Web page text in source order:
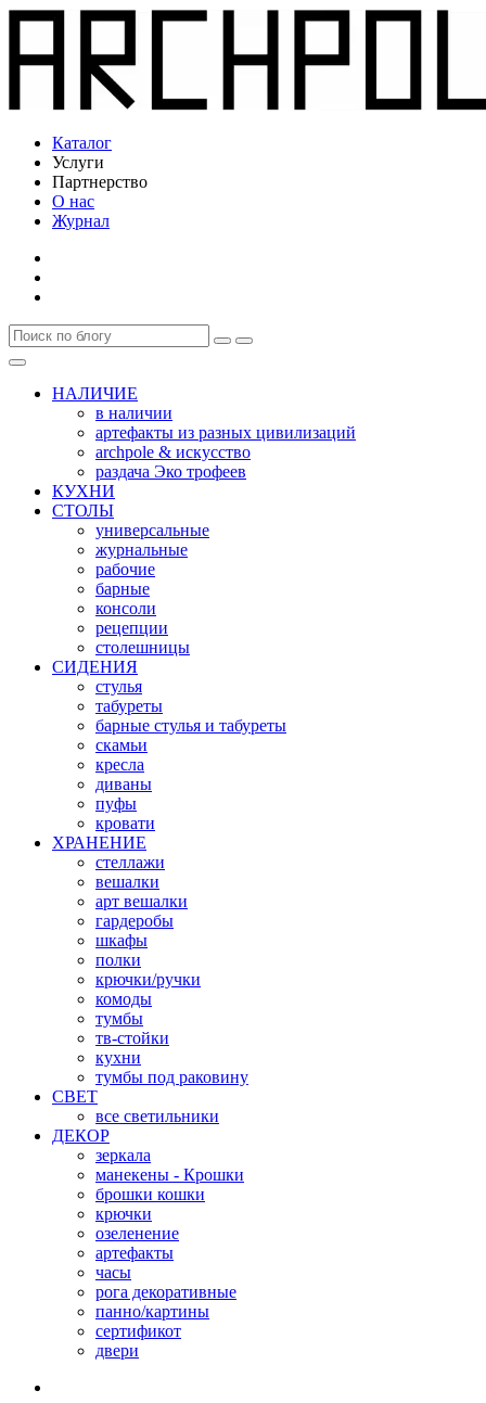
Каталог
Услуги
Партнерство
О нас
Журнал
НАЛИЧИЕ
в наличии
артефакты из разных цивилизаций
archpole & искусство
раздача Эко трофеев
КУХНИ
СТОЛЫ
универсальные
журнальные
рабочие
барные
консоли
рецепции
столешницы
СИДЕНИЯ
стулья
табуреты
барные стулья и табуреты
скамьи
кресла
диваны
пуфы
кровати
ХРАНЕНИЕ
стеллажи
вешалки
арт вешалки
гардеробы
шкафы
полки
крючки/ручки
комоды
тумбы
тв-стойки
кухни
тумбы под раковину
СВЕТ
все светильники
ДЕКОР
зеркала
манекены - Крошки
брошки кошки
крючки
озеленение
артефакты
часы
рога декоративные
панно/картины
сертификот
двери